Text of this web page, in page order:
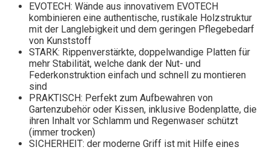
EVOTECH: Wände aus innovativem EVOTECH
kombinieren eine authentische, rustikale Holzstruktur
mit der Langlebigkeit und dem geringen Pflegebedarf
von Kunststoff
STARK: Rippenverstärkte, doppelwandige Platten für
mehr Stabilität, welche dank der Nut- und
Federkonstruktion einfach und schnell zu montieren
sind
PRAKTISCH: Perfekt zum Aufbewahren von
Gartenzubehör oder Kissen, inklusive Bodenplatte, die
ihren Inhalt vor Schlamm und Regenwaser schützt
(immer trocken)
SICHERHEIT: der moderne Griff ist mit Hilfe eines